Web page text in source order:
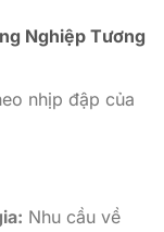
Nghiệp Tương
nhịp đập của
Nhu cầu về